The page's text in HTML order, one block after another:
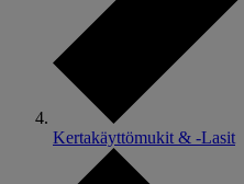
Kertakäyttömukit & -Lasit